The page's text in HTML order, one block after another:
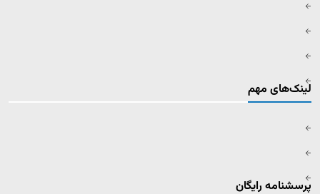
لینک‌های مهم
پرسشنامه رایگان